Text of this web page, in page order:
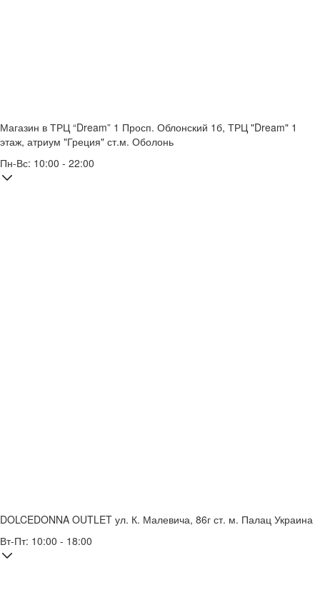
Магазин в ТРЦ “Dream” 1 Просп. Облонский 1б, ТРЦ "Dream" 1
этаж, атриум "Греция" ст.м. Оболонь
Пн-Вс: 10:00 - 22:00
DOLCEDONNA OUTLET ул. К. Малевича, 86г ст. м. Палац Украина
Вт-Пт: 10:00 - 18:00